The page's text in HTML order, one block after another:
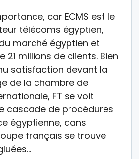
car ECMS est le
télécoms égyptien,
marché égyptien et
21 millions de clients. Bien
satisfaction devant la
de la chambre de
FT se voit
cascade de procédures
égyptienne, dans
français se trouve